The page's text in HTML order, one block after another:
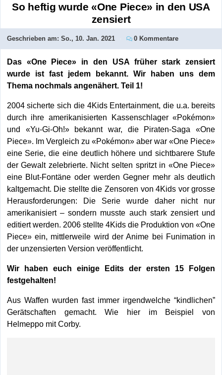
So heftig wurde «One Piece» in den USA
zensiert
Geschrieben am: So., 10. Jan. 2021 0 Kommentare
Das «One Piece» in den USA früher stark zensiert
wurde ist fast jedem bekannt. Wir haben uns dem
Thema nochmals angenähert. Teil 1!
2004 sicherte sich die 4Kids Entertainment, die u.a. bereits
durch ihre amerikanisierten Kassenschlager «Pokémon»
und «Yu-Gi-Oh!» bekannt war, die Piraten-Saga «One
Piece». Im Vergleich zu «Pokémon» aber war «One Piece»
eine Serie, die eine deutlich höhere und sichtbarere Stufe
der Gewalt zelebrierte. Nicht selten spritzt in «One Piece»
eine Blut-Fontäne oder werden Gegner mehr als deutlich
kaltgemacht. Die stellte die Zensoren von 4Kids vor grosse
Herausforderungen: Die Serie wurde daher nicht nur
amerikanisiert – sondern musste auch stark zensiert und
editiert werden. 2006 stellte 4Kids die Produktion von «One
Piece» ein, mittlerweile wird der Anime bei Funimation in
der unzensierten Version veröffentlicht.
Wir haben euch einige Edits der ersten 15 Folgen
festgehalten!
Aus Waffen wurden fast immer irgendwelche “kindlichen”
Gerätschaften gemacht. Wie hier im Beispiel von
Helmeppo mit Corby.